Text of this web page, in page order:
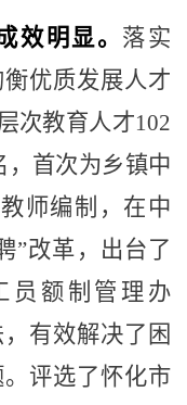
效明显。 落实
优质发展人才
次教育人才102
，首次为乡镇中
师编制，在中
”改革，出台了
员额制管理办
有效解决了困
评选了怀化市